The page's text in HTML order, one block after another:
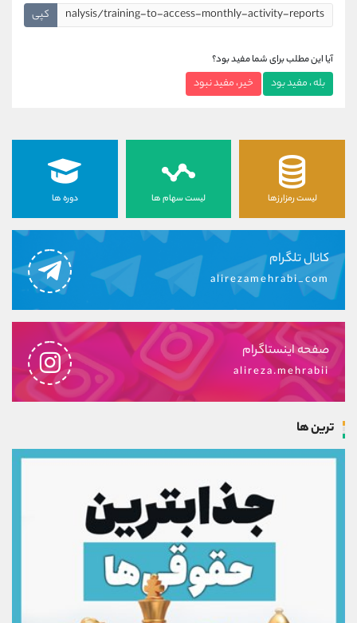
کپی
آیا این مطلب برای شما مفید بود؟
بله ، مفید بود خیر ، مفید نبود
لیست رمزارزها لیست سهام ها دوره ها
کانال تلگرام
alirezamehrabi_com
صفحه اینستاگرام
alireza.mehrabii
ترین ها